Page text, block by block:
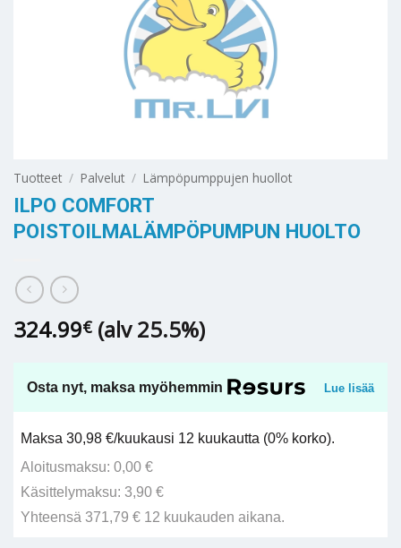
Tuotteet / Palvelut / Lämpöpumppujen huollot
ILPO COMFORT
POISTOILMALÄMPÖPUMPUN HUOLTO
324.99€ (alv 25.5%)
Osta nyt, maksa myöhemmin Lue lisää
Maksa 30,98 €/kuukausi 12 kuukautta (0% korko).
Aloitusmaksu: 0,00 €
Käsittelymaksu: 3,90 €
Yhteensä 371,79 € 12 kuukauden aikana.